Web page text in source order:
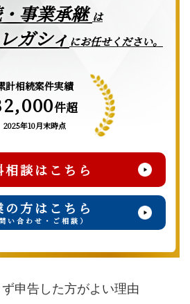
事業承継は
レガシィ にお任せください。
計相続案件実績
件超
2025年10月末時点
相談はこちら
の方はこちら
い合わせ・ご相談）
申告した方がよい理由